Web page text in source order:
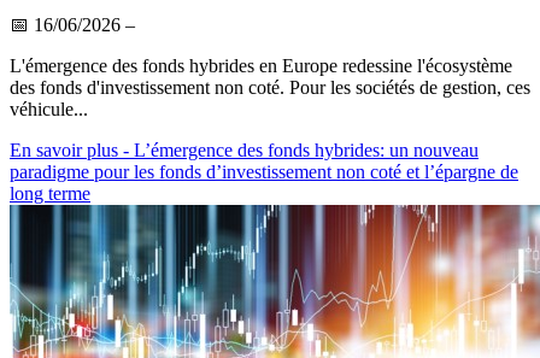
📅 16/06/2026 –
L'émergence des fonds hybrides en Europe redessine l'écosystème
des fonds d'investissement non coté. Pour les sociétés de gestion, ces
véhicule...
En savoir plus - L’émergence des fonds hybrides: un nouveau
paradigme pour les fonds d’investissement non coté et l’épargne de
long terme